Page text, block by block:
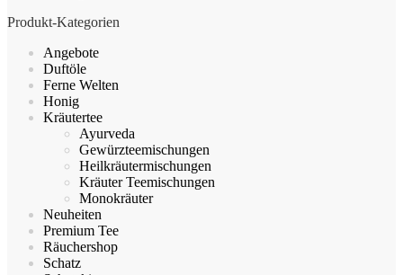
Produkt-Kategorien
Angebote
Duftöle
Ferne Welten
Honig
Kräutertee
Ayurveda
Gewürzteemischungen
Heilkräutermischungen
Kräuter Teemischungen
Monokräuter
Neuheiten
Premium Tee
Räuchershop
Schatz